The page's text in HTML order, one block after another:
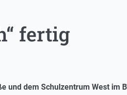
fertig
und dem Schulzentrum West im